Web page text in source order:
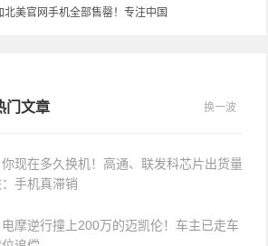
北美官网手机全部售罄！专注中国
门文章 换一波
你现在多久换机！高通、联发科芯片出货量
手机真滞销
电摩逆行撞上200万的迈凯伦！车主已走车